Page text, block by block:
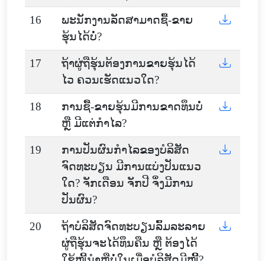
16
ພະນັກງານລັດສາມາດຊື້-ຂາຍ
ຮຸ້ນໄດ້ບໍ່?
17
ຖ້າຜູ່ຖືຮຸ້ນຕ້ອງການຂາຍຮຸ້ນໄດ້
ໄວ ຄວນເຮັດແນວໃດ?
18
ການຊື້-ຂາຍຮຸ້ນມີການຂາດທຶນບໍ່
ຫຼື ມີແຕ່ກຳໄລ?
19
ການປັນຜົນກຳໄລຂອງບໍລິສັດ
ຈົດທະບຽນ ມີການແບ່ງປັນແນວ
ໃດ? ຈັກເດືອນ ຈັກປີ ຈຶ່ງມີການ
ປັນຜົນ?
20
ຖ້າບໍລິສັດຈົດທະບຽນລົ້ມລະລາຍ
ຜູ່ຖືຮຸ້ນຈະໄດ້ທຶນຄືນ ຫຼື ຕ້ອງໄດ້